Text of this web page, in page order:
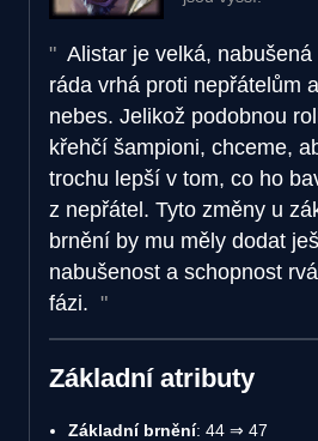
Alistar je velká,
ráda vrhá proti nepřátelům
nebes. Jelikož podobnou
křehčí šampioni, chceme,
trochu lepší v tom, co ho
z nepřátel. Tyto změny u
brnění by mu měly dodat
nabušenost a schopnost
fázi.
Základní atributy
Základní brnění: 44 ⇒ 47